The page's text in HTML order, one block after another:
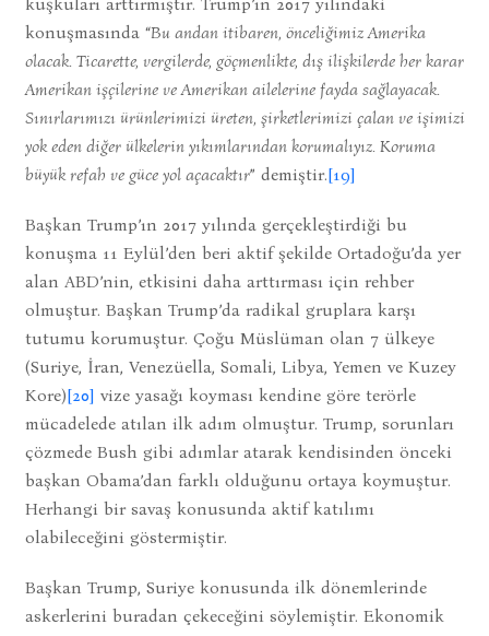
konuşmasında “Bu andan itibaren, önceliğimiz Amerika
olacak. Ticarette, vergilerde, göçmenlikte, dış ilişkilerde her karar
Amerikan işçilerine ve Amerikan ailelerine fayda sağlayacak.
Sınırlarımızı ürünlerimizi üreten, şirketlerimizi çalan ve işimizi
yok eden diğer ülkelerin yıkımlarından korumalıyız. Koruma
büyük refah ve güce yol açacaktır” demiştir.[19]
Başkan Trump’ın 2017 yılında gerçekleştirdiği bu
konuşma 11 Eylül’den beri aktif şekilde Ortadoğu’da yer
alan ABD’nin, etkisini daha arttırması için rehber
olmuştur. Başkan Trump’da radikal gruplara karşı
tutumu korumuştur. Çoğu Müslüman olan 7 ülkeye
(Suriye, İran, Venezüella, Somali, Libya, Yemen ve Kuzey
Kore)[20] vize yasağı koyması kendine göre terörle
mücadelede atılan ilk adım olmuştur. Trump, sorunları
çözmede Bush gibi adımlar atarak kendisinden önceki
başkan Obama’dan farklı olduğunu ortaya koymuştur.
Herhangi bir savaş konusunda aktif katılımı
olabileceğini göstermiştir.
Başkan Trump, Suriye konusunda ilk dönemlerinde
askerlerini buradan çekeceğini söylemiştir. Ekonomik